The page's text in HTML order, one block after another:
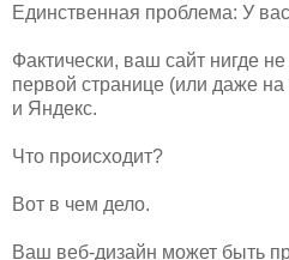
Единственная проблема: У
Фактически, ваш сайт нигде
первой странице (или даже
и Яндекс.
Что происходит?
Вот в чем дело.
Ваш веб-дизайн может быть